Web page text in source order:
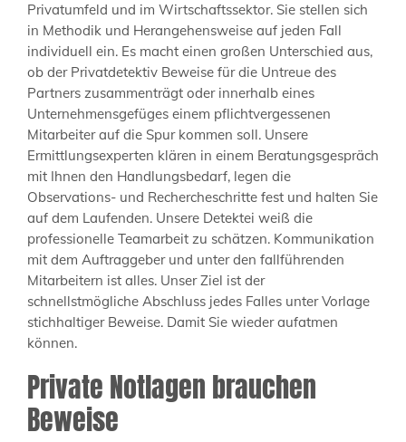
Privatumfeld und im Wirtschaftssektor. Sie stellen sich
in Methodik und Herangehensweise auf jeden Fall
individuell ein. Es macht einen großen Unterschied aus,
ob der Privatdetektiv Beweise für die Untreue des
Partners zusammenträgt oder innerhalb eines
Unternehmensgefüges einem pflichtvergessenen
Mitarbeiter auf die Spur kommen soll. Unsere
Ermittlungsexperten klären in einem Beratungsgespräch
mit Ihnen den Handlungsbedarf, legen die
Observations- und Rechercheschritte fest und halten Sie
auf dem Laufenden. Unsere Detektei weiß die
professionelle Teamarbeit zu schätzen. Kommunikation
mit dem Auftraggeber und unter den fallführenden
Mitarbeitern ist alles. Unser Ziel ist der
schnellstmögliche Abschluss jedes Falles unter Vorlage
stichhaltiger Beweise. Damit Sie wieder aufatmen
können.
Private Notlagen brauchen
Beweise